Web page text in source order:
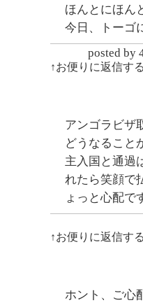
ほんとにほん
今日、トーゴ
posted by
↑お便りに返信す
アンゴラビザ
どうなること
主入国と通過
れたら笑顔で
ょっと心配で
↑お便りに返信す
ホント、ご心